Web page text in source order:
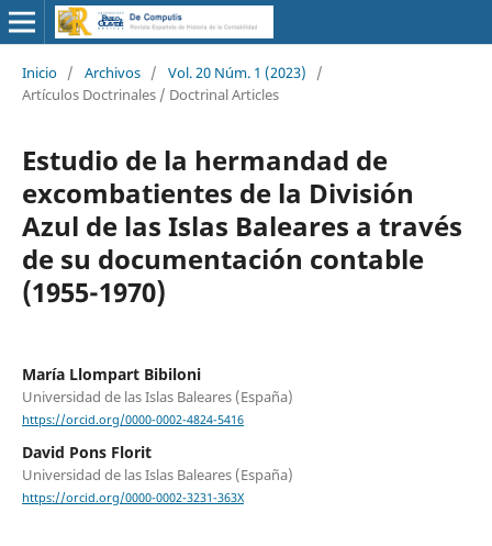
Inicio / Archivos / Vol. 20 Núm. 1 (2023)
/
Artículos Doctrinales / Doctrinal Articles
Estudio de la hermandad de
excombatientes de la División
Azul de las Islas Baleares a través
de su documentación contable
(1955-1970)
María Llompart Bibiloni
Universidad de las Islas Baleares (España)
https://orcid.org/0000-0002-4824-5416
David Pons Florit
Universidad de las Islas Baleares (España)
https://orcid.org/0000-0002-3231-363X